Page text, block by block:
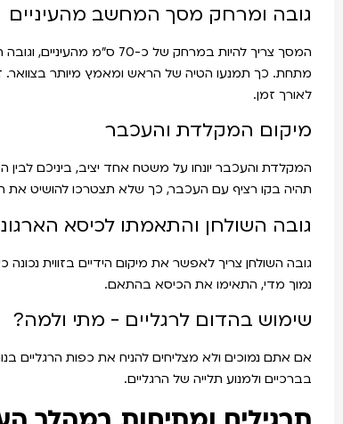
גובה ומרחק מסך המחשב מהעיניים
המסך צריך להיות במרחק של כ-
מתחת. כך תמנעו הטיה של הראש ומאמץ מיותר
לאורך זמן.
מיקום המקלדת והעכבר
המקלדת והעכבר יונחו על משטח אחד יציב, ביניכם לבין
תהיה בקו רציף עם העכבר, כך שלא תצטרכו להושיט את
גובה השולחן והתאמתו לכיסא
גובה השולחן צריך לאפשר את מיקום הידיים בזווית
נמוך מדי, התאימו את הכיסא בהתאם.
שימוש בהדום לרגליים - מתי ולמה?
אם אתם נמוכים ולא מצליחים להניח את כפות הרגליים
בברכיים ולמנוע תלייה של הרגליים.